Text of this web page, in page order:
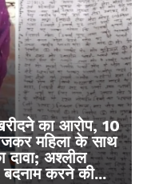
का आरोप, 10
महिला के साथ
दावा; अश्लील
बदनाम करने की...